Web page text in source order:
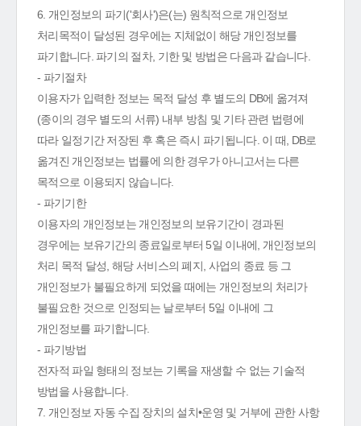
6. 개인정보의 파기('회사')은(는) 원칙적으로 개인정보
처리목적이 달성된 경우에는 지체없이 해당 개인정보를
파기합니다. 파기의 절차, 기한 및 방법은 다음과 같습니다.
- 파기절차
이용자가 입력한 정보는 목적 달성 후 별도의 DB에 옮겨져
(종이의 경우 별도의 서류) 내부 방침 및 기타 관련 법령에
따라 일정기간 저장된 후 혹은 즉시 파기됩니다. 이 때, DB로
옮겨진 개인정보는 법률에 의한 경우가 아니고서는 다른
목적으로 이용되지 않습니다.
- 파기기한
이용자의 개인정보는 개인정보의 보유기간이 경과된
경우에는 보유기간의 종료일로부터 5일 이내에, 개인정보의
처리 목적 달성, 해당 서비스의 폐지, 사업의 종료 등 그
개인정보가 불필요하게 되었을 때에는 개인정보의 처리가
불필요한 것으로 인정되는 날로부터 5일 이내에 그
개인정보를 파기합니다.
- 파기방법
전자적 파일 형태의 정보는 기록을 재생할 수 없는 기술적
방법을 사용합니다.
7. 개인정보 자동 수집 장치의 설치•운영 및 거부에 관한 사항